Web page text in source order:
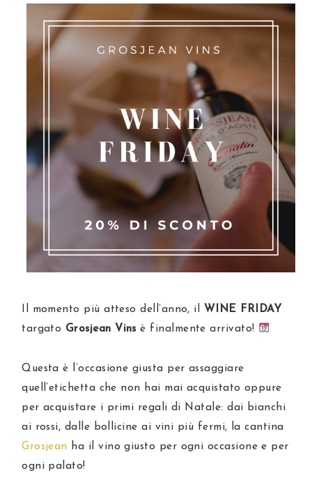
Il momento più atteso dell’anno, il WINE FRIDAY
targato Grosjean Vinsè finalmente arrivato!
Questa è l’occasione giusta per assaggiare
quell’etichetta che non hai mai acquistato oppure
per acquistare i primi regali di Natale: dai bianchi
ai rossi, dalle bollicine ai vini più fermi, la cantina
Grosjean ha il vino giusto per ogni occasione e per
ogni palato!